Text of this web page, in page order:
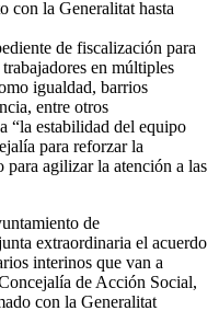
con la Generalitat hasta
de fiscalización para
en múltiples
igualdad, barrios
entre otros
“la estabilidad del equipo
para reforzar la
agilizar la atención a las
de
extraordinaria el acuerdo
interinos que van a
de Acción Social,
con la Generalitat